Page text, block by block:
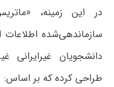
در این زمینه،
سازماندهی‌شده اطلاعات
دانشجویان
طراحی کرده که بر اساس: